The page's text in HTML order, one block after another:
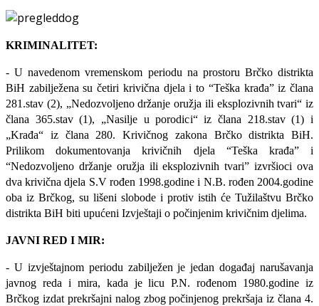
KRIMINALITET:
- U navedenom vremenskom periodu na prostoru Brčko distrikta
BiH zabilježena su četiri krivična djela i to “Teška krađa” iz člana
281.stav (2), „Nedozvoljeno držanje oružja ili eksplozivnih tvari“ iz
člana 365.stav (1), „Nasilje u porodici“ iz člana 218.stav (1) i
„Krađa“ iz člana 280. Krivičnog zakona Brčko distrikta BiH.
Prilikom dokumentovanja krivičnih djela “Teška krađa” i
“Nedozvoljeno držanje oružja ili eksplozivnih tvari” izvršioci ova
dva krivična djela S.V rođen 1998.godine i N.B. rođen 2004.godine
oba iz Brčkog, su lišeni slobode i protiv istih će Tužilaštvu Brčko
distrikta BiH biti upućeni Izvještaji o počinjenim krivičnim djelima.
JAVNI RED I MIR:
- U izvještajnom periodu zabilježen je jedan događaj narušavanja
javnog reda i mira, kada je licu P.N. rođenom 1980.godine iz
Brčkog izdat prekršajni nalog zbog počinjenog prekršaja iz člana 4.